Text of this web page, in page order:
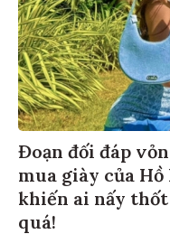
Đoạn đối đáp
mua giày của
khiến ai nấy thốt
quá!